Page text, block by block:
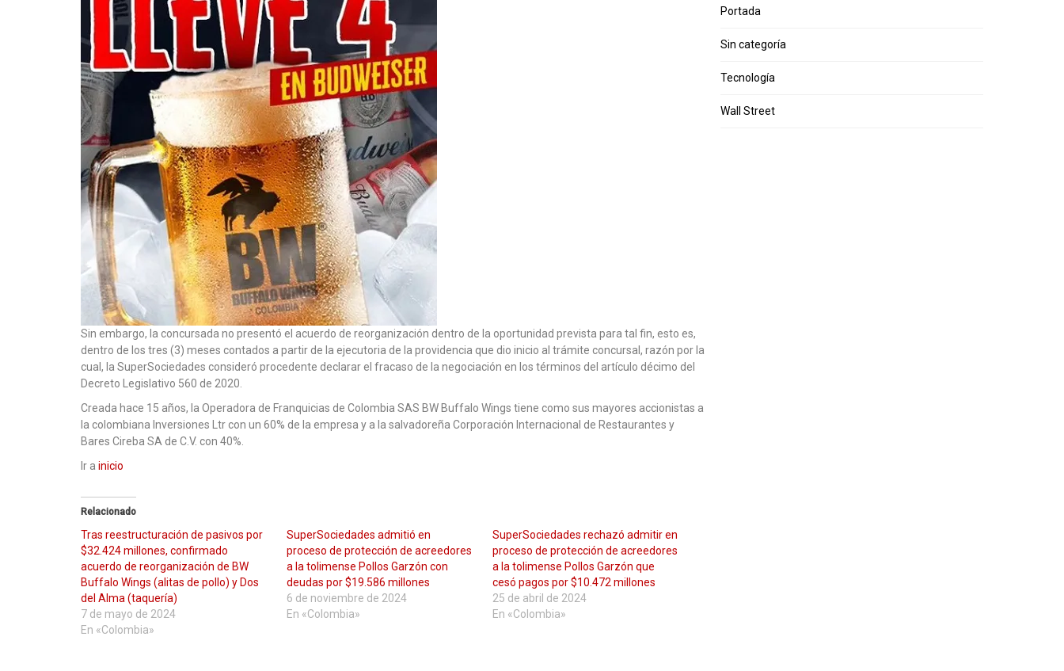
Sin embargo, la concursada no presentó el acuerdo de reorganización dentro de la oportunidad prevista para tal fin, esto es,
dentro de los tres (3) meses contados a partir de la ejecutoria de la providencia que dio inicio al trámite concursal, razón por la
cual, la SuperSociedades consideró procedente declarar el fracaso de la negociación en los términos del artículo décimo del
Decreto Legislativo 560 de 2020.
Creada hace 15 años, la Operadora de Franquicias de Colombia SAS BW Buffalo Wings tiene como sus mayores accionistas a
la colombiana Inversiones Ltr con un 60% de la empresa y a la salvadoreña Corporación Internacional de Restaurantes y
Bares Cireba SA de C.V. con 40%.
Ir a inicio
Relacionado
Tras reestructuración de pasivos por
$32.424 millones, confirmado
acuerdo de reorganización de BW
Buffalo Wings (alitas de pollo) y Dos
del Alma (taquería)
7 de mayo de 2024
En «Colombia»
SuperSociedades admitió en
proceso de protección de acreedores
a la tolimense Pollos Garzón con
deudas por $19.586 millones
6 de noviembre de 2024
En «Colombia»
SuperSociedades rechazó admitir en
proceso de protección de acreedores
a la tolimense Pollos Garzón que
cesó pagos por $10.472 millones
25 de abril de 2024
En «Colombia»
Portada
Sin categoría
Tecnología
Wall Street